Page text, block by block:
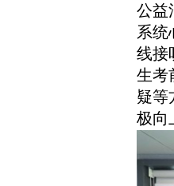
公益
系统
线接
生考
疑等
极向